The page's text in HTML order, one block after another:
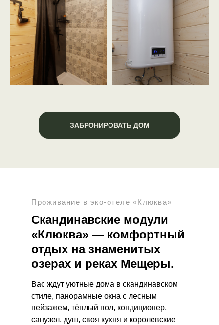
ЗАБРОНИРОВАТЬ ДОМ
Вас ждут уютные дома в скандинавском
стиле, панорамные окна с лесным
пейзажем, тёплый пол, кондиционер,
санузел, душ, своя кухня и королевские
Скандинавские модули
«Клюква» — комфортный
отдых на знаменитых
озерах и реках Мещеры.
Проживание в эко-отеле «Клюква»